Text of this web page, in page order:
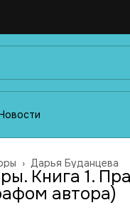
Дарья Буданцева
›
Книга 1.
автора)